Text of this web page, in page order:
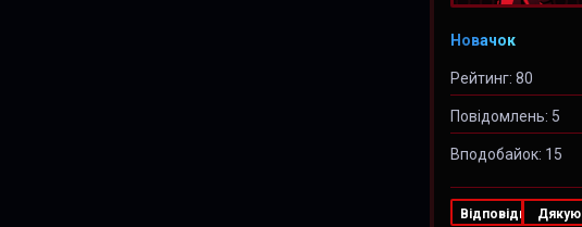
Новачок
Рейтинг: 80
Повідомлень: 5
Вподобайок: 15
Відповідь Дякую